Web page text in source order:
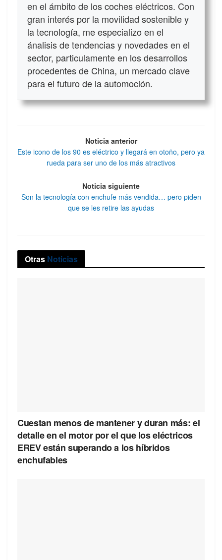
en el ámbito de los coches eléctricos. Con
gran interés por la movilidad sostenible y
la tecnología, me especializo en el
ánalisis de tendencias y novedades en el
sector, particulamente en los desarrollos
procedentes de China, un mercado clave
para el futuro de la automoción.
Noticia anterior
Este icono de los 90 es eléctrico y llegará en otoño, pero ya
rueda para ser uno de los más atractivos
Noticia siguiente
Son la tecnología con enchufe más vendida… pero piden
que se les retire las ayudas
Otras Noticias
Cuestan menos de mantener y duran más: el
detalle en el motor por el que los eléctricos
EREV están superando a los híbridos
enchufables